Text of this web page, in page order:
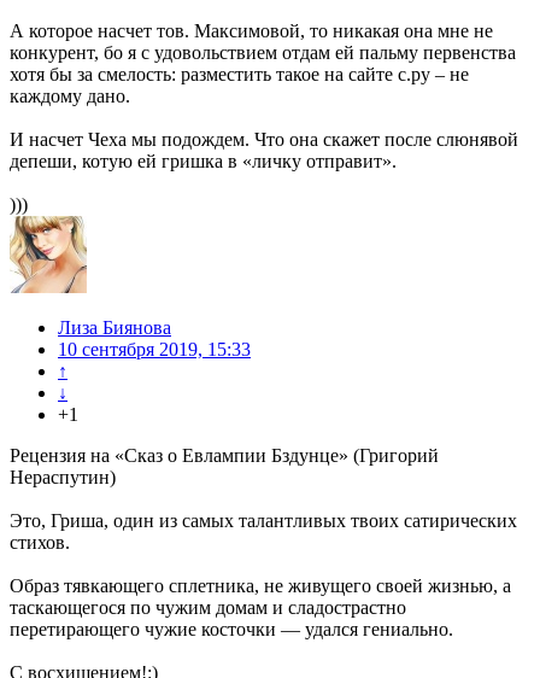
А которое насчет тов. Максимовой, то никакая она мне не
конкурент, бо я с удовольствием отдам ей пальму первенства
хотя бы за смелость: разместить такое на сайте с.ру – не
каждому дано.
И насчет Чеха мы подождем. Что она скажет после слюнявой
депеши, котую ей гришка в «личку отправит».
)))
Лиза Биянова
10 сентября 2019, 15:33
↑
↓
+1
Рецензия на «Сказ о Евлампии Бздунце» (Григорий
Нераспутин)
Это, Гриша, один из самых талантливых твоих сатирических
стихов.
Образ тявкающего сплетника, не живущего своей жизнью, а
таскающегося по чужим домам и сладострастно
перетирающего чужие косточки — удался гениально.
С восхищением!:)